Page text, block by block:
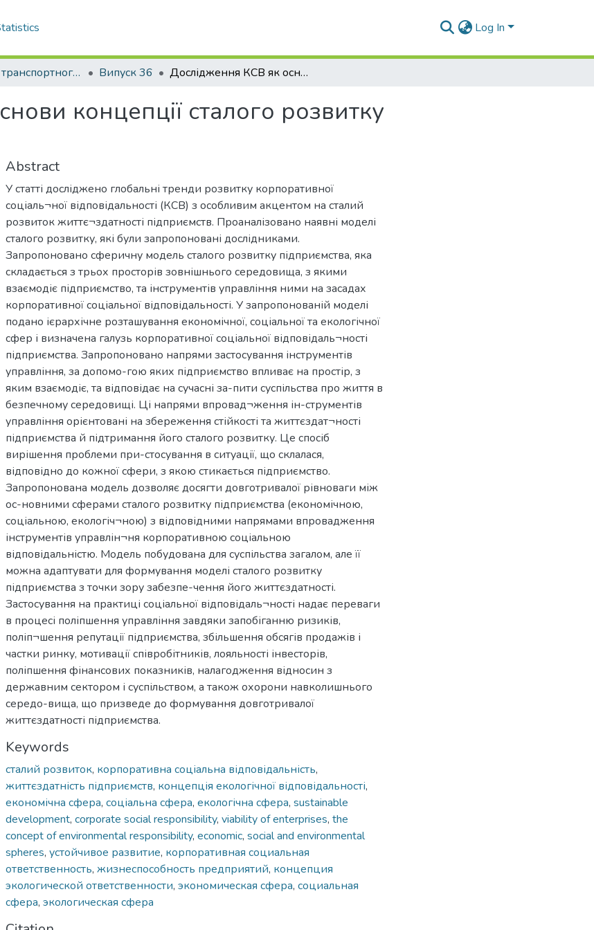
Log In
Економіка транспортного комплексу Випуск 36 Дослідження КСВ як основи концепції сталого розвитку підприємства
концепції сталого розвитку
Abstract
У статті досліджено глобальні тренди розвитку корпоративної
соціаль¬ної відповідальності (КСВ) з особливим акцентом на сталий
розвиток життє¬здатності підприємств. Проаналізовано наявні моделі
сталого розвитку, які були запропоновані дослідниками.
Запропоновано сферичну модель сталого розвитку підприємства, яка
складається з трьох просторів зовнішнього середовища, з якими
взаємодіє підприємство, та інструментів управління ними на засадах
корпоративної соціальної відповідальності. У запропонованій моделі
подано ієрархічне розташування економічної, соціальної та екологічної
сфер і визначена галузь корпоративної соціальної відповідаль¬ності
підприємства. Запропоновано напрями застосування інструментів
управління, за допомо-гою яких підприємство впливає на простір, з
яким взаємодіє, та відповідає на сучасні за-пити суспільства про життя в
безпечному середовищі. Ці напрями впровад¬ження ін-струментів
управління орієнтовані на збереження стійкості та життєздат¬ності
підприємства й підтримання його сталого розвитку. Це спосіб
вирішення проблеми при-стосування в ситуації, що склалася,
відповідно до кожної сфери, з якою стикається підприємство.
Запропонована модель дозволяє досягти довготривалої рівноваги між
ос-новними сферами сталого розвитку підприємства (економічною,
соціальною, екологіч¬ною) з відповідними напрямами впровадження
інструментів управлін¬ня корпоративною соціальною
відповідальністю. Модель побудована для суспільства загалом, але її
можна адаптувати для формування моделі сталого розвитку
підприємства з точки зору забезпе-чення його життєздатності.
Застосування на практиці соціальної відповідаль¬ності надає переваги
в процесі поліпшення управління завдяки запобіганню ризиків,
поліп¬шення репутації підприємства, збільшення обсягів продажів і
частки ринку, мотивації співробітників, лояльності інвесторів,
поліпшення фінансових показників, налагодження відносин з
державним сектором і суспільством, а також охорони навколишнього
середо-вища, що призведе до формування довготривалої
життєздатності підприємства.
Keywords
сталий розвиток, корпоративна соціальна відповідальність,
життєздатність підприємств, концепція екологічної відповідальності,
економічна сфера, соціальна сфера, екологічна сфера, sustainable
development, corporate social responsibility, viability of enterprises, the
concept of environmental responsibility, economic, social and environmental
spheres, устойчивое развитие, корпоративная социальная
ответственность, жизнеспособность предприятий, концепция
экологической ответственности, экономическая сфера, социальная
сфера, экологическая сфера